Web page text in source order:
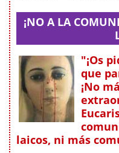
¡NO A LA
"¡Os
que
¡No
laicos, ni más